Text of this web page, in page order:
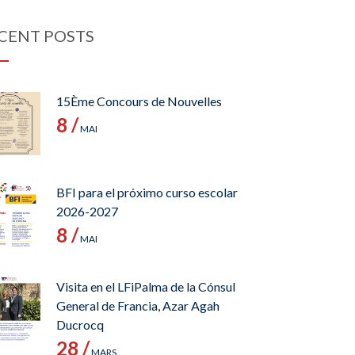
POSTS
15Ème Concours de Nouvelles
8 /MAI
BFI para el próximo curso escolar
2026-2027
8 /MAI
Visita en el LFiPalma de la Cónsul
General de Francia, Azar Agah
Ducrocq
28 /MARS